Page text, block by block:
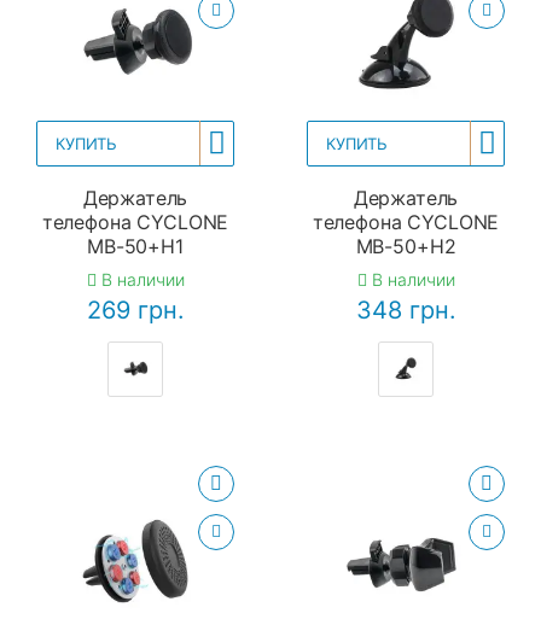
КУПИТЬ
Держатель
телефона CYCLONE
MB-50+H1
В наличии
269 грн.
КУПИТЬ
Держатель
телефона CYCLONE
MB-50+H2
В наличии
348 грн.